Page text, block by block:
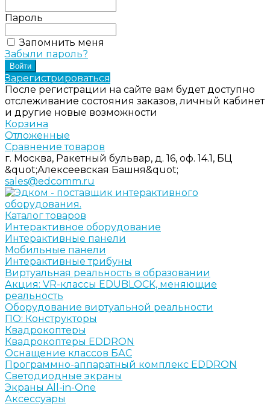
Пароль
Запомнить меня
Забыли пароль?
Зарегистрироваться
После регистрации на сайте вам будет доступно
отслеживание состояния заказов, личный кабинет
и другие новые возможности
Корзина
Отложенные
Сравнение товаров
г. Москва, Ракетный бульвар, д. 16, оф. 14.1, БЦ
&quot;Алексеевская Башня&quot;
sales@edcomm.ru
Каталог товаров
Интерактивное оборудование
Интерактивные панели
Мобильные панели
Интерактивные трибуны
Виртуальная реальность в образовании
Акция: VR-классы EDUBLOCK, меняющие
реальность
Оборудование виртуальной реальности
ПО: Конструкторы
Квадрокоптеры
Квадрокоптеры EDDRON
Оснащение классов БАС
Программно-аппаратный комплекс EDDRON
Светодиодные экраны
Экраны All-in-One
Аксессуары